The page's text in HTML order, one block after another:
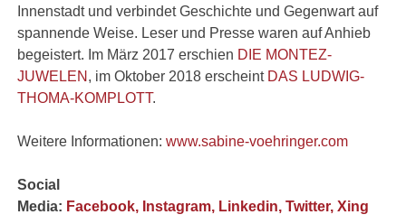
Innenstadt und verbindet Geschichte und Gegenwart auf
spannende Weise. Leser und Presse waren auf Anhieb
begeistert. Im März 2017 erschien DIE MONTEZ-
JUWELEN , im Oktober 2018 erscheint DAS LUDWIG-
THOMA-KOMPLOTT.
Weitere Informationen:www.sabine-voehringer.com
Social
Media: Facebook, Instagram, Linkedin,Twitter,Xing